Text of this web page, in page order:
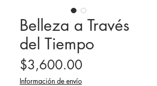
Belleza a Través
del Tiempo
$3,600.00
Información de envío